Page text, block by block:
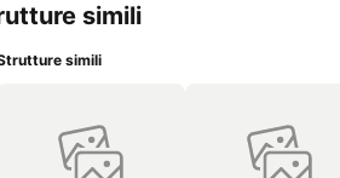
attrazioni turistiche sia al polo finanziario
camere distribuite su 4 piani serviti da
TV via cavo, accesso ad internet,
privati con vasca ed asciugacapelli.
simili
simili